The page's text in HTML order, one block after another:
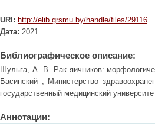
URI: http://elib.grsmu.by/handle/files/29116
Дата: 2021
Библиографическое описание:
Шульга, А. В. Рак яичников:
Басинский ; Министерство
государственный медицинский
Аннотации: